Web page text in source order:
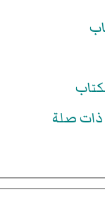
ذات صلة